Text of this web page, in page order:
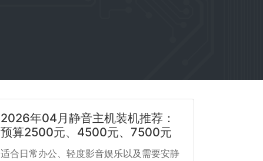
2026年04月静音主机装机推荐：
预算2500元、4500元、7500元
适合日常办公、轻度影音娱乐以及需要安静